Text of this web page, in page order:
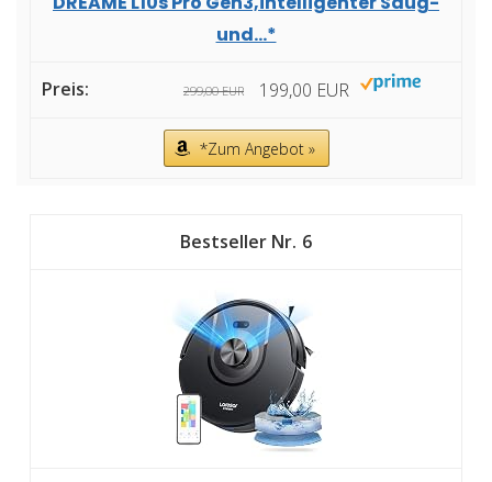
und...*
299,00 EUR 199,00 EUR
*Zum Angebot »
6